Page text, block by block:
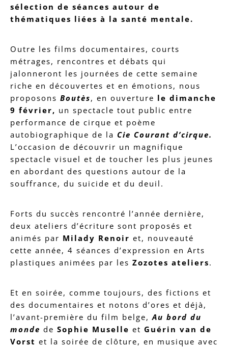
sélection de séances autour de
thématiques liées à la santé mentale.
Outre les films documentaires, courts
métrages, rencontres et débats qui
jalonneront les journées de cette semaine
riche en découvertes et en émotions, nous
proposons Boutès, en ouverture le dimanche
9 février, un spectacle tout public entre
performance de cirque et poème
autobiographique de la Cie Courant d’cirque.
L’occasion de découvrir un magnifique
spectacle visuel et de toucher les plus jeunes
en abordant des questions autour de la
souffrance, du suicide et du deuil.
Forts du succès rencontré l’année dernière,
deux ateliers d’écriture sont proposés et
animés par Milady Renoir et, nouveauté
cette année, 4 séances d’expression en Arts
plastiques animées par les Zozotes ateliers.
Et en soirée, comme toujours, des fictions et
des documentaires et notons d’ores et déjà,
l’avant-première du film belge,Au bord du
monde de Sophie Muselle et Guérin van de
Vorst et la soirée de clôture, en musique avec